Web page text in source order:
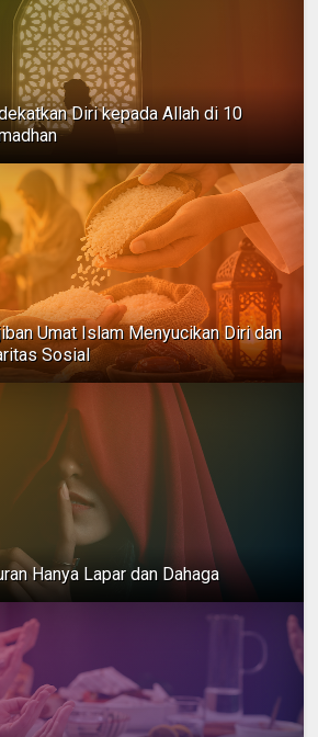
Diri kepada Allah di 10
Umat Islam Menyucikan Diri dan
Sosial
Hanya Lapar dan Dahaga